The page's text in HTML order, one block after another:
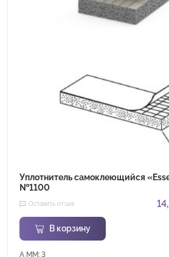
Уплотнитель самоклеющийся
№1100
Оставить отзыв
В корзину
A MM: 3